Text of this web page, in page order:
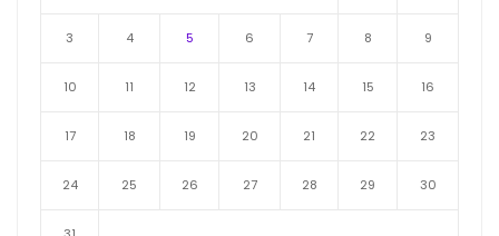
3 4 5 6 7 8 9
10 11 12 13 14 15 16
17 18 19 20 21 22 23
24 25 26 27 28 29 30